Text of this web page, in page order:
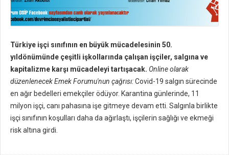
Türkiye işçi sınıfının en büyük mücadelesinin 50.
yıldönümünde çeşitli işkollarında çalışan işçiler, salgına ve
kapitalizme karşı mücadeleyi tartışacak. Online olarak
düzenlenecek Emek Forumu'nun çağrısı:Covid-19 salgın sürecinde
en ağır bedelleri emekçiler ödüyor. Karantina günlerinde, 11
milyon işçi, canı pahasına işe gitmeye devam etti. Salgınla birlikte
işçi sınıfının koşulları daha da ağırlaştı, işçilerin sağlığı ve ekmeği
risk altına girdi.